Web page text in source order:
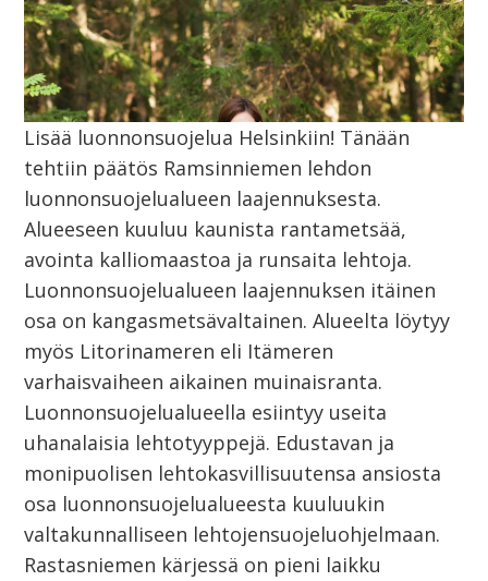
Lisää luonnonsuojelua Helsinkiin! Tänään
tehtiin päätös Ramsinniemen lehdon
luonnonsuojelualueen laajennuksesta.
Alueeseen kuuluu kaunista rantametsää,
avointa kalliomaastoa ja runsaita lehtoja.
Luonnonsuojelualueen laajennuksen itäinen
osa on kangasmetsävaltainen. Alueelta löytyy
myös Litorinameren eli Itämeren
varhaisvaiheen aikainen muinaisranta.
Luonnonsuojelualueella esiintyy useita
uhanalaisia lehtotyyppejä. Edustavan ja
monipuolisen lehtokasvillisuutensa ansiosta
osa luonnonsuojelualueesta kuuluukin
valtakunnalliseen lehtojensuojeluohjelmaan.
Rastasniemen kärjessä on pieni laikku